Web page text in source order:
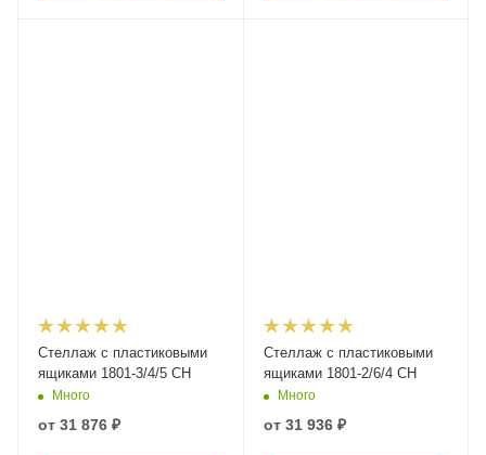
Стеллаж с пластиковыми
ящиками 1801-3/4/5 CH
Много
от 31 876 ₽
Стеллаж с пластиковыми
ящиками 1801-2/6/4 СH
Много
от 31 936 ₽